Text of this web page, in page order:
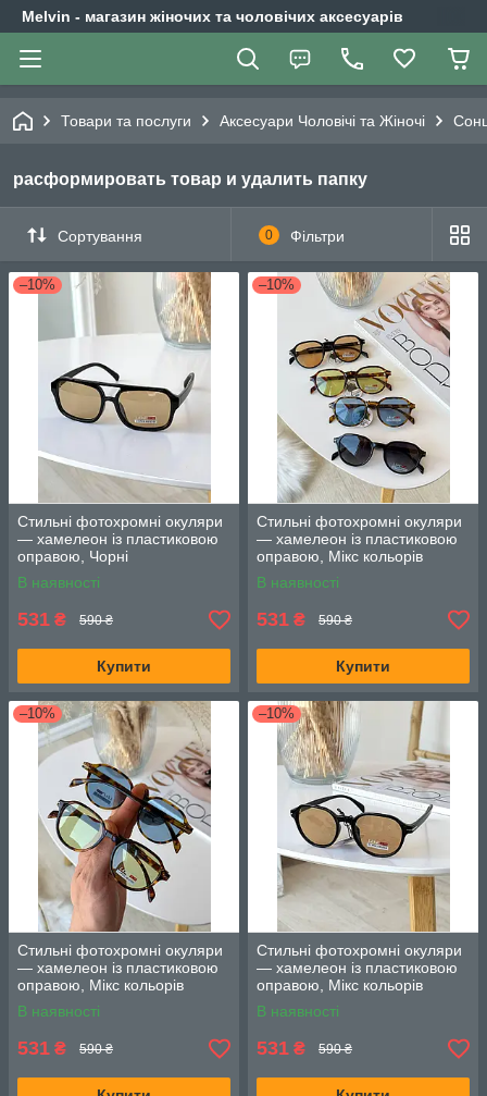
Melvin - магазин жіночих та чоловічих аксесуарів
Товари та послуги Аксесуари Чоловічі та Жіночі
расформировать товар и удалить папку
Сортування 0 Фільтри
–10%
Стильні фотохромні окуляри
— хамелеон із пластиковою
оправою, Чорні
В наявності
531 ₴ 590 ₴
Купити
–10%
Стильні фотохромні окуляри
— хамелеон із пластиковою
оправою, Мікс кольорів
В наявності
531 ₴ 590 ₴
Купити
–10%
Стильні фотохромні окуляри
— хамелеон із пластиковою
оправою, Мікс кольорів
В наявності
531 ₴ 590 ₴
–10%
Стильні фотохромні окуляри
— хамелеон із пластиковою
оправою, Мікс кольорів
В наявності
531 ₴ 590 ₴